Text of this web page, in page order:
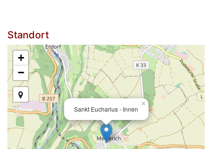
Standort
Sankt Eucharius - Innen
×
+
−